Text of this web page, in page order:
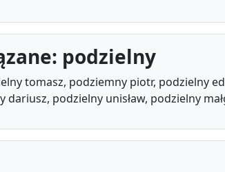
podzielny
tomasz, podziemny piotr, podzielny
dariusz, podzielny unisław, podzielny